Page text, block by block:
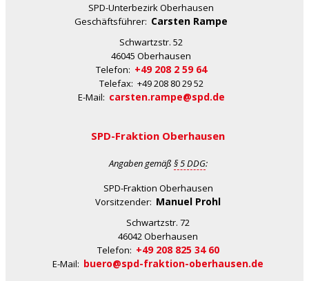
SPD-Unterbezirk Oberhausen
Geschäftsführer: Carsten Rampe
Schwartzstr. 52
46045 Oberhausen
Telefon: +49 208 2 59 64
Telefax: +49 208 80 29 52
E-Mail: carsten.rampe@spd.de
SPD-Fraktion Oberhausen
Angaben gemäß § 5 DDG:
SPD-Fraktion Oberhausen
Vorsitzender: Manuel Prohl
Schwartzstr. 72
46042 Oberhausen
Telefon: +49 208 825 34 60
E-Mail: buero@spd-fraktion-oberhausen.de